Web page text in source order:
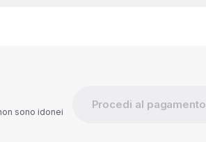
sono idonei
Procedi al pagamento